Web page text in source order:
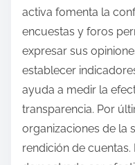
activa fomenta la
encuestas y foros
expresar sus
establecer
ayuda a medir la
transparencia. Por
organizaciones de la
rendición de